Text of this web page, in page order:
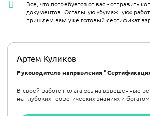
Артем Куликов
Руководитель направления
В своей работе полагаюсь на взвешенные
на глубоких теоретических знаниях и
Все, что потребуется от вас - отправить
документов. Остальную «бумажную»
пришлём вам уже готовый сертификат